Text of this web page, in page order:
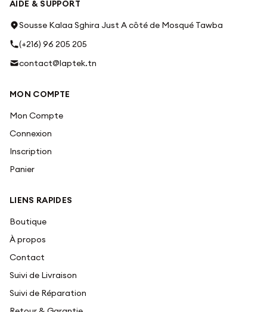
AIDE & SUPPORT
Sousse Kalaa Sghira Just A côté de Mosqué Tawba
(+216) 96 205 205
contact@laptek.tn
MON COMPTE
Mon Compte
Connexion
Inscription
Panier
LIENS RAPIDES
Boutique
À propos
Contact
Suivi de Livraison
Suivi de Réparation